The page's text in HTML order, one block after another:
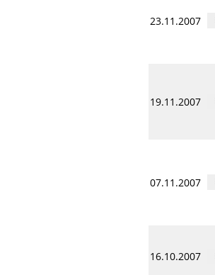
23.11.2007
19.11.2007
07.11.2007
16.10.2007